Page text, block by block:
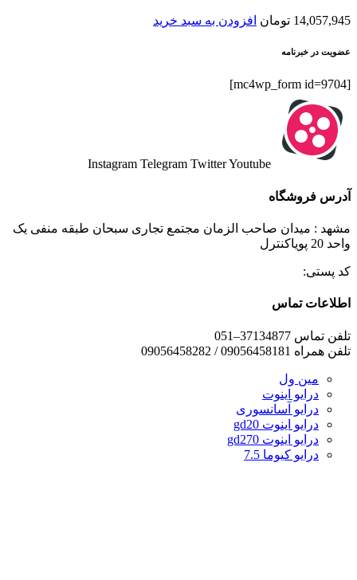
14,057,945 تومان افزودن به سبد خرید
عضویت در خبرنامه
[mc4wp_form id=9704]
Instagram Telegram TwitterYoutube
آدرس فروشگاه
مشهد : میدان صاحب الزمان مجتمع تجاری سبحان طبقه منفی یک
واحد 20 پویاکنترل
کد پستی:
اطلاعات تماس
تلفن تماس 37134877–051
تلفن همراه 09056458181 / 09056458282
مین ول
درایو اینوت
درایو آسانسوری
درایو اینوت gd20
درایو اینوت gd270
درایو کیوما 7.5